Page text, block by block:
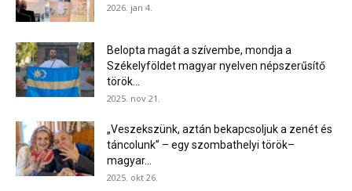
2026. jan 4.
Belopta magát a szívembe, mondja a
Székelyföldet magyar nyelven népszerűsítő
török...
2025. nov 21.
„Veszekszünk, aztán bekapcsoljuk a zenét és
táncolunk” – egy szombathelyi török–
magyar...
2025. okt 26.